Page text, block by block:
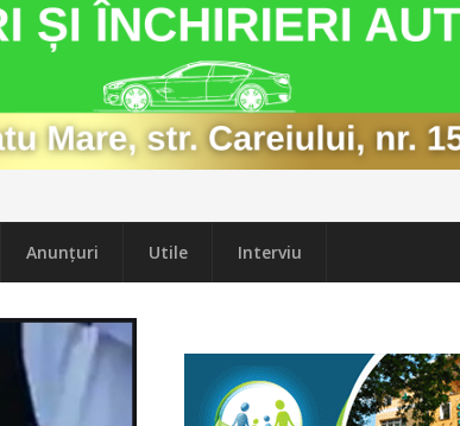
Anunțuri Utile Interviu